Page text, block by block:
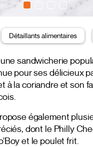
Détaillants alimentaires
sandwicherie
pour ses délicieux
à la coriandre et son
également
dont le Philly
et le poulet frit.